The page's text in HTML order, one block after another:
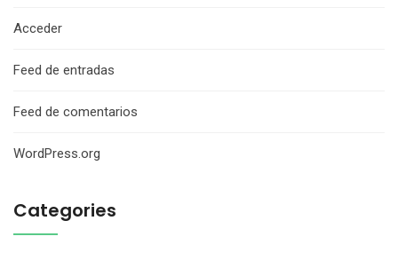
Acceder
Feed de entradas
Feed de comentarios
WordPress.org
Categories